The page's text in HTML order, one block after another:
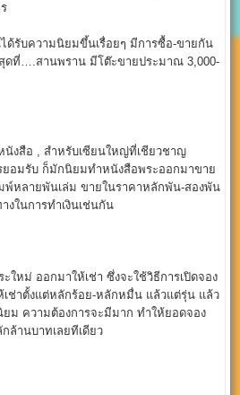
รับความนิยมขึ้นเรื่อยๆ มีการซื้อ-ขายกัน
ดที่….สานพราน มีโต๊ะขายประมาณ 3,000-
งสือ , สำหรับเซียนใหญ่ที่เชียวชาญ
อมรับ ก็มักนิยมทำหนังสือพระออกมาขาย
พ์หลายพันเล่ม ขายในราคาหลักพัน-สองพัน
งในการทำเงินเช่นกัน
หม่ ออกมาให้เช่า ซึ่งจะใช้วิธีการเปิดจอง
เช่าตั้งแต่หลักร้อย-หลักหมื่น แล้วแต่รุ่น แล้ว
ยม ความต้องการจะมีมาก ทำให้ยอดจอง
ล้านบาทเลยทีเดียว